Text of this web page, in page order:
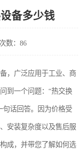
备多少钱
数：86
，广泛应用于工业、商
到一个问题：“热交换
句话回答。因为价格受
安装复杂度以及售后服
成，并带您了解如何选
热设备
水装置
器设备
机设备